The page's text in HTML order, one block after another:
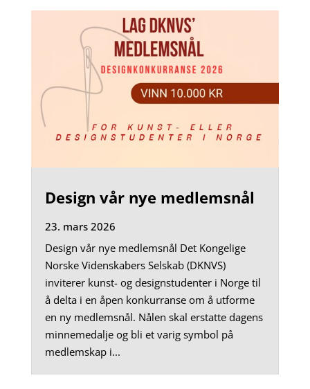
Design vår nye medlemsnål
23. mars 2026
Design vår nye medlemsnål Det Kongelige
Norske Videnskabers Selskab (DKNVS)
inviterer kunst- og designstudenter i Norge til
å delta i en åpen konkurranse om å utforme
en ny medlemsnål. Nålen skal erstatte dagens
minnemedalje og bli et varig symbol på
medlemskap i...